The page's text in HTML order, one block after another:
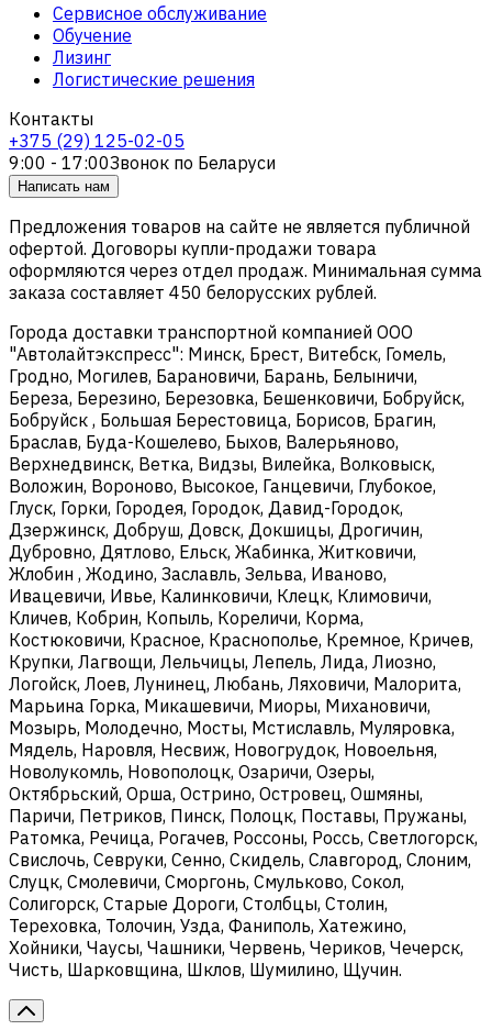
Сервисное обслуживание
Обучение
Лизинг
Логистические решения
Контакты
+375 (29) 125-02-05
9:00 - 17:00Звонок по Беларуси
Написать нам
Предложения товаров на сайте не является публичной
офертой. Договоры купли-продажи товара
оформляются через отдел продаж. Минимальная сумма
заказа составляет 450 белорусских рублей.
Города доставки транспортной компанией ООО
"Автолайтэкспресс": Минск, Брест, Витебск, Гомель,
Гродно, Могилев, Барановичи, Барань, Белыничи,
Береза, Березино, Березовка, Бешенковичи, Бобруйск,
Бобруйск , Большая Берестовица, Борисов, Брагин,
Браслав, Буда-Кошелево, Быхов, Валерьяново,
Верхнедвинск, Ветка, Видзы, Вилейка, Волковыск,
Воложин, Вороново, Высокое, Ганцевичи, Глубокое,
Глуск, Горки, Городея, Городок, Давид-Городок,
Дзержинск, Добруш, Довск, Докшицы, Дрогичин,
Дубровно, Дятлово, Ельск, Жабинка, Житковичи,
Жлобин , Жодино, Заславль, Зельва, Иваново,
Ивацевичи, Ивье, Калинковичи, Клецк, Климовичи,
Кличев, Кобрин, Копыль, Кореличи, Корма,
Костюковичи, Красное, Краснополье, Кремное, Кричев,
Крупки, Лагвощи, Лельчицы, Лепель, Лида, Лиозно,
Логойск, Лоев, Лунинец, Любань, Ляховичи, Малорита,
Марьина Горка, Микашевичи, Миоры, Михановичи,
Мозырь, Молодечно, Мосты, Мстиславль, Муляровка,
Мядель, Наровля, Несвиж, Новогрудок, Новоельня,
Новолукомль, Новополоцк, Озаричи, Озеры,
Октябрьский, Орша, Острино, Островец, Ошмяны,
Паричи, Петриков, Пинск, Полоцк, Поставы, Пружаны,
Ратомка, Речица, Рогачев, Россоны, Россь, Светлогорск,
Свислочь, Севруки, Сенно, Скидель, Славгород, Слоним,
Слуцк, Смолевичи, Сморгонь, Смульково, Сокол,
Солигорск, Старые Дороги, Столбцы, Столин,
Тереховка, Толочин, Узда, Фаниполь, Хатежино,
Хойники, Чаусы, Чашники, Червень, Чериков, Чечерск,
Чисть, Шарковщина, Шклов, Шумилино, Щучин.